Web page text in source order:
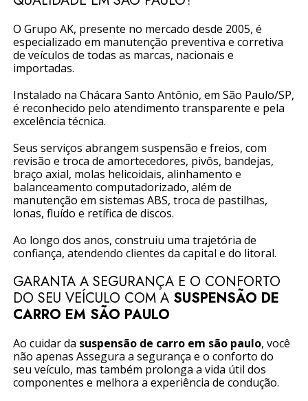
O Grupo AK, presente no mercado desde 2005, é
especializado em manutenção preventiva e corretiva
de veículos de todas as marcas, nacionais e
importadas.
Instalado na Chácara Santo Antônio, em São Paulo/SP,
é reconhecido pelo atendimento transparente e pela
excelência técnica.
Seus serviços abrangem suspensão e freios, com
revisão e troca de amortecedores, pivôs, bandejas,
braço axial, molas helicoidais, alinhamento e
balanceamento computadorizado, além de
manutenção em sistemas ABS, troca de pastilhas,
lonas, fluído e retífica de discos.
Ao longo dos anos, construiu uma trajetória de
confiança, atendendo clientes da capital e do litoral.
GARANTA A SEGURANÇA E O CONFORTO
DO SEU VEÍCULO COM A SUSPENSÃO DE
CARRO EM SÃO PAULO
Ao cuidar da suspensão de carro em são paulo, você
não apenas Assegura a segurança e o conforto do
seu veículo, mas também prolonga a vida útil dos
componentes e melhora a experiência de condução.